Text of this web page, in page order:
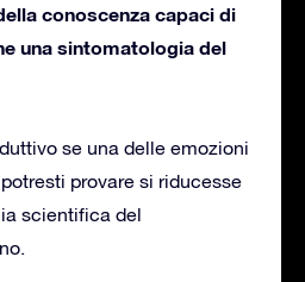
conoscenza capaci di
una sintomatologia del
se una delle emozioni
provare si riducesse
scientifica del